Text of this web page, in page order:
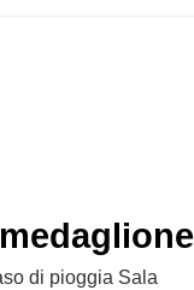
di pioggia Sala